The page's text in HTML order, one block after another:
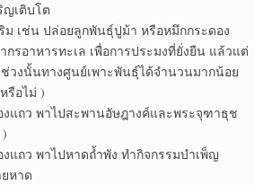
ญเติบโต
ม เช่น ปล่อยลูกพันธุ์ปูม้า หรือหมึกกระดอง
กรอาหารทะเล เพื่อการประมงที่ยั่งยืน แล้วแต่
วงนั้นทางศูนย์เพาะพันธุ์ได้จำนวนมากน้อย
รือไม่ )
งแถว พาไปสะพานอัษฎางค์และพระจุฑาธุช
แถว พาไปหาดถ้ำพัง ทำกิจกรรมบำเพ็ญ
หาด